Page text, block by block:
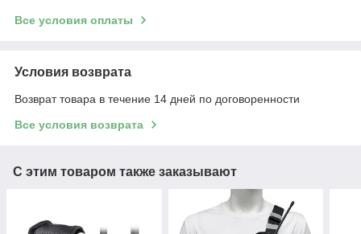
Все условия оплаты
Условия возврата
Возврат товара в течение 14 дней по договоренности
Все условия возврата
С этим товаром также заказывают